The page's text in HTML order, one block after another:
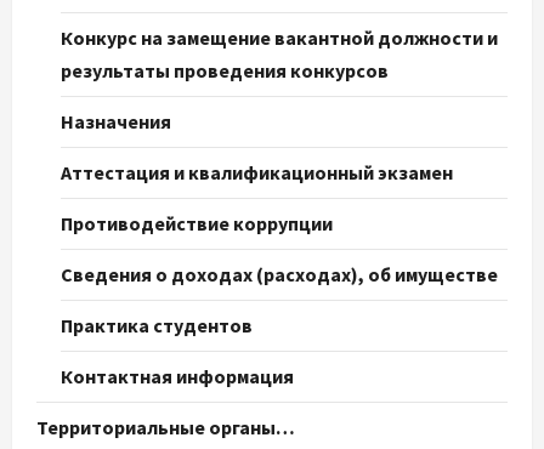
Конкурс на замещение вакантной должности и
результаты проведения конкурсов
Назначения
Аттестация и квалификационный экзамен
Противодействие коррупции
Сведения о доходах (расходах), об имуществе
Практика студентов
Контактная информация
Территориальные органы…